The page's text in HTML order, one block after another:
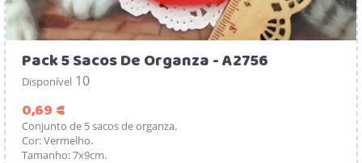
Pack 5 Sacos De Organza - A2756
Disponível 10
0,69 €
Conjunto de 5 sacos de organza.
Cor: Vermelho.
Tamanho: 7x9cm.